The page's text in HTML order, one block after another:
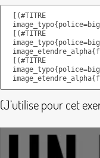
(J’utilise pour cet